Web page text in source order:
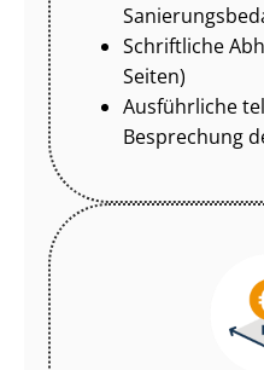
Schriftliche
Seiten)
Ausführliche
Besprechung